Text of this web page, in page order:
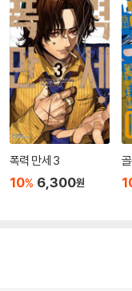
폭력 만세 3
10% 6,300원